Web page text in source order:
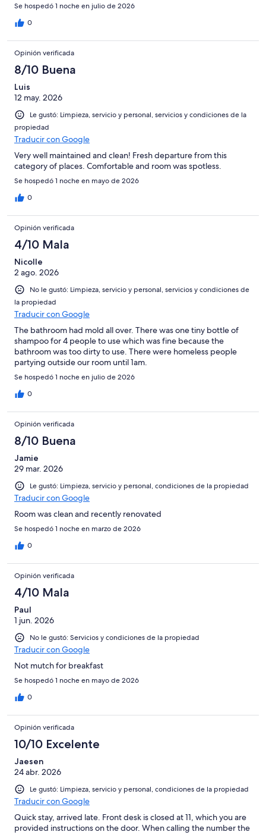
Se hospedó 1 noche en julio de 2026
0
Opinión verificada
8/10 Buena
Luis
12 may. 2026
Le gustó: Limpieza, servicio y personal, servicios y condiciones de la
propiedad
Traducir con Google
Very well maintained and clean! Fresh departure from this
category of places. Comfortable and room was spotless.
Se hospedó 1 noche en mayo de 2026
0
Opinión verificada
4/10 Mala
Nicolle
2 ago. 2026
No le gustó: Limpieza, servicio y personal, servicios y condiciones de
la propiedad
Traducir con Google
The bathroom had mold all over. There was one tiny bottle of
shampoo for 4 people to use which was fine because the
bathroom was too dirty to use. There were homeless people
partying outside our room until 1am.
Se hospedó 1 noche en julio de 2026
0
Opinión verificada
8/10 Buena
Jamie
29 mar. 2026
Le gustó: Limpieza, servicio y personal, condiciones de la propiedad
Traducir con Google
Room was clean and recently renovated
Se hospedó 1 noche en marzo de 2026
0
Opinión verificada
4/10 Mala
Paul
1 jun. 2026
No le gustó: Servicios y condiciones de la propiedad
Traducir con Google
Not mutch for breakfast
Se hospedó 1 noche en mayo de 2026
0
Opinión verificada
10/10 Excelente
Jaesen
24 abr. 2026
Le gustó: Limpieza, servicio y personal, condiciones de la propiedad
Traducir con Google
Quick stay, arrived late. Front desk is closed at 11, which you are
provided instructions on the door. When calling the number the